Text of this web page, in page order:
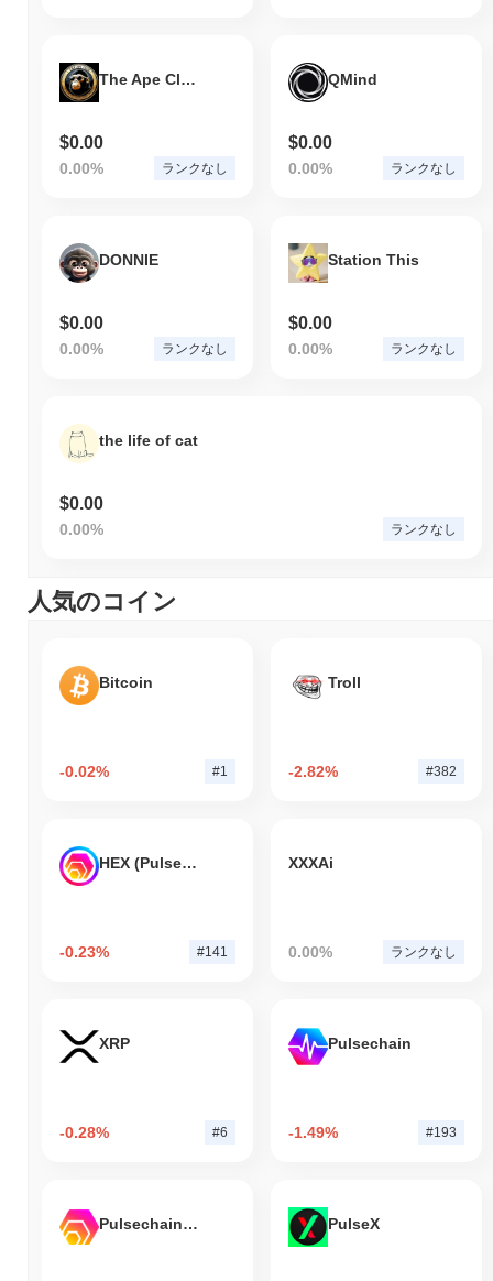
The Ape Club
$0.00
0.00% ランクなし
QMind
$0.00
0.00% ランクなし
DONNIE
$0.00
0.00% ランクなし
Station This
$0.00
0.00% ランクなし
the life of cat
$0.00
0.00% ランクなし
人気のコイン
Bitcoin
-0.02% #1
Troll
-2.82% #382
HEX (Pulsechain)
-0.23% #141
XXXAi
0.00% ランクなし
XRP
-0.28% #6
Pulsechain
-1.49% #193
Pulsechain Bridged HEX (Pulsechain) PulseX